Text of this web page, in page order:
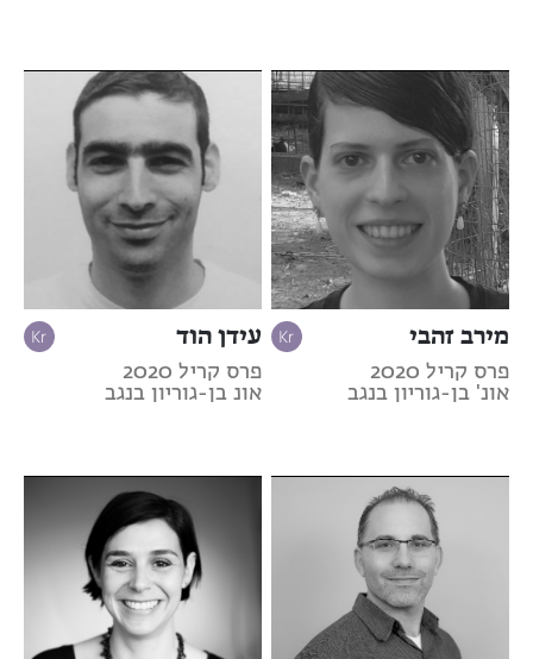
מירב זהבי
פרס קריל 2020
אונ' בן-גוריון בנגב
עידן הוד
פרס קריל 2020
אונ בן-גוריון בנגב